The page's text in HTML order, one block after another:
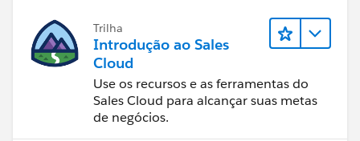
Trilha
Introdução ao Sales
Cloud
Use os recursos e as ferramentas do
Sales Cloud para alcançar suas metas
de negócios.